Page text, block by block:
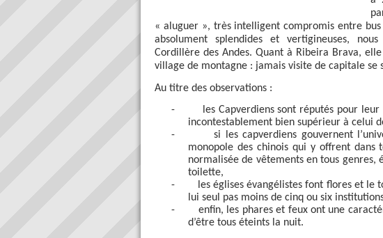
« aluguer », très intelligent compromis entre
absolument splendides et vertigineuses,
Cordillère des Andes. Quant à Ribeira Brava,
village de montagne : jamais visite de capitale
Au titre des observations :
-
les Capverdiens sont réputés pour
incontestablement bien supérieur à celui
-
si les capverdiens gouvernent
monopole des chinois qui y offrent dans
normalisée de vêtements en tous genres,
toilette,
-
les églises évangélistes font flores et
lui seul pas moins de cinq ou six
-
enfin, les phares et feux ont une
d’être tous éteints la nuit.